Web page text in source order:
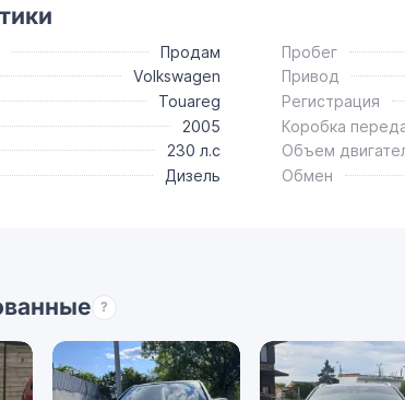
Продам
Volkswagen
Touareg
2005
230 л.с
Дизель
Пробег
Привод
Регистрация
Коробка
Объем
Обмен
?